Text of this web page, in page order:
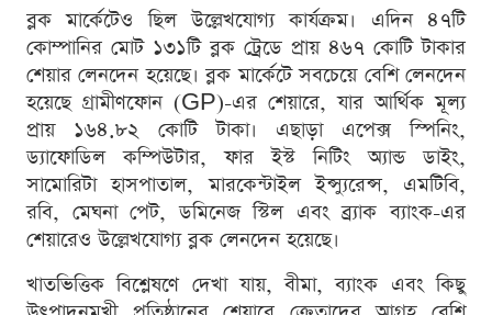
ব্লক মার্কেটেও ছিল উল্লেখযোগ্য কার্যক্রম। এদিন ৪৭টি
কোম্পানির মোট ১৩১টি ব্লক ট্রেডে প্রায় ৪৬৭ কোটি টাকার
শেয়ার লেনদেন হয়েছে। ব্লক মার্কেটে সবচেয়ে বেশি লেনদেন
হয়েছে গ্রামীণফোন (GP)-এর শেয়ারে, যার আর্থিক মূল্য
প্রায় ১৬৪.৮২ কোটি টাকা। এছাড়া এপেক্স স্পিনিং,
ড্যাফোডিল কম্পিউটার, ফার ইস্ট নিটিং অ্যান্ড ডাইং,
সামোরিটা হাসপাতাল, মারকেন্টাইল ইন্স্যুরেন্স, এমটিবি,
রবি, মেঘনা পেট, ডমিনেজ স্টিল এবং ব্র্যাক ব্যাংক-এর
শেয়ারেও উল্লেখযোগ্য ব্লক লেনদেন হয়েছে।
খাতভিত্তিক বিশ্লেষণে দেখা যায়, বীমা, ব্যাংক এবং কিছু